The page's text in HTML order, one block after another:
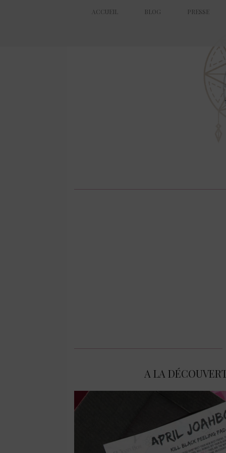
ACCUEIL BLOG PRESSE
A LA